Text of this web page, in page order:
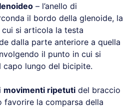
– l’anello di
il bordo della glenoide, la
si articola la testa
dalla parte anteriore a quella
il punto in cui si
capo lungo del bicipite.
movimenti ripetuti del braccio
favorire la comparsa della